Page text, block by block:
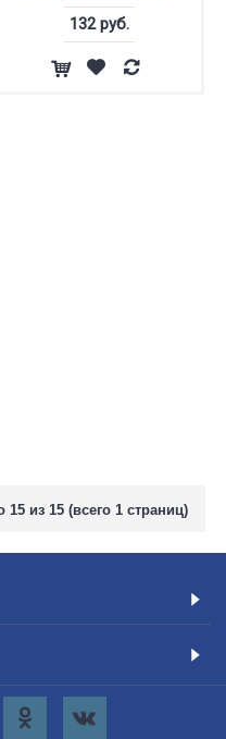
132 руб.
15 из 15 (всего 1 страниц)